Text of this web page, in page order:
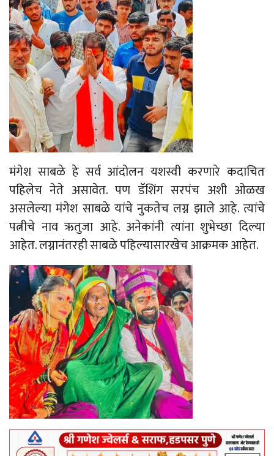
मंगेश साबळे हे सर्व आंदोलन यशस्वी करणारे कदाचित
पहिलेच नेते असावेत. पण डॅशिंग सरपंच अशी ओळख
असलेल्या मंगेश साबळे यांचे नुकतेच लग्न झाले आहे. त्यांचे
पत्नीचे नाव ऋतुजा आहे. अनेकांनी त्यांना शुभेच्छा दिल्या
आहेत. लग्नानंतरही साबळे पहिल्यासारखेच आक्रमक आहेत.